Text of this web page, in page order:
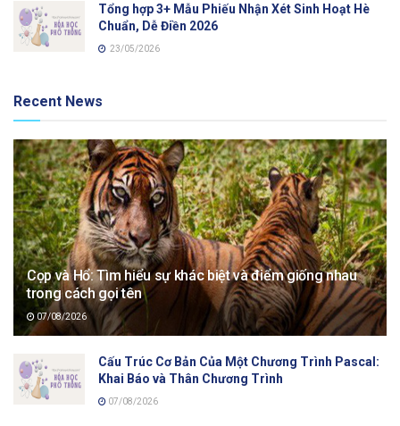
Tổng hợp 3+ Mẫu Phiếu Nhận Xét Sinh Hoạt Hè
Chuẩn, Dễ Điền 2026
23/05/2026
Recent News
Cọp và Hổ: Tìm hiểu sự khác biệt và điểm giống nhau
trong cách gọi tên
07/08/2026
Cấu Trúc Cơ Bản Của Một Chương Trình Pascal:
Khai Báo và Thân Chương Trình
07/08/2026